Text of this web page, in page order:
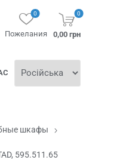
Пожелания
0 0
0,00 грн
шкафы
595.511.65